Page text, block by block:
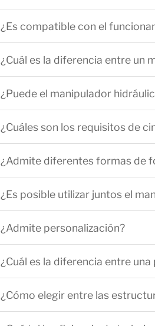
¿Es compatible con el
¿Cuál es la diferencia entre un
¿Puede el manipulador
¿Cuáles son los requisitos de
¿Admite diferentes formas de
¿Es posible utilizar juntos el
¿Admite personalización?
¿Cuál es la diferencia entre
¿Cómo elegir entre las